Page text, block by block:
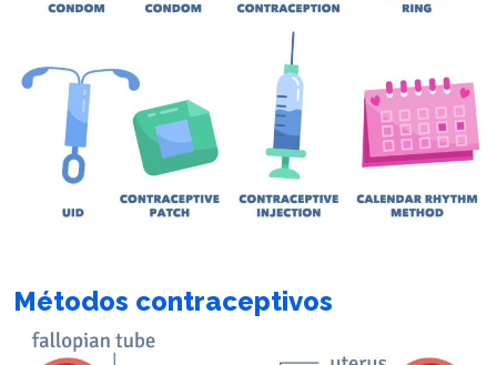
Métodos contraceptivos